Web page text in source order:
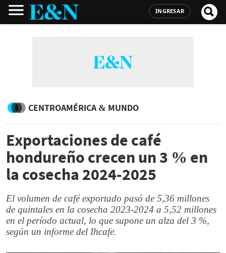
INGRESAR
CENTROAMÉRICA & MUNDO
Exportaciones de café
hondureño crecen un 3 % en
la cosecha 2024-2025
El volumen de café exportado pasó de 5,36 millones
de quintales en la cosecha 2023-2024 a 5,52 millones
en el período actual, lo que supone un alza del 3 %,
según un informe del Ihcafe.